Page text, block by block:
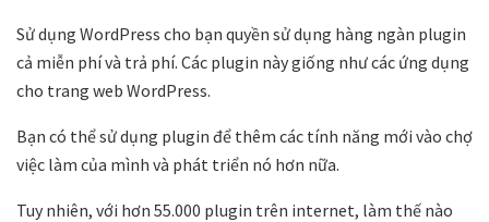
Sử dụng WordPress cho bạn quyền sử dụng hàng ngàn plugin
cả miễn phí và trả phí. Các plugin này giống như các ứng dụng
cho trang web WordPress.
Bạn có thể sử dụng plugin để thêm các tính năng mới vào chợ
việc làm của mình và phát triển nó hơn nữa.
Tuy nhiên, với hơn 55.000 plugin trên internet, làm thế nào